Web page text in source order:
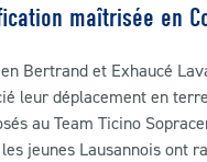
maîtrisée en
Bertrand et Exhaucé
leur déplacement en
au Team Ticino
jeunes Lausannois ont